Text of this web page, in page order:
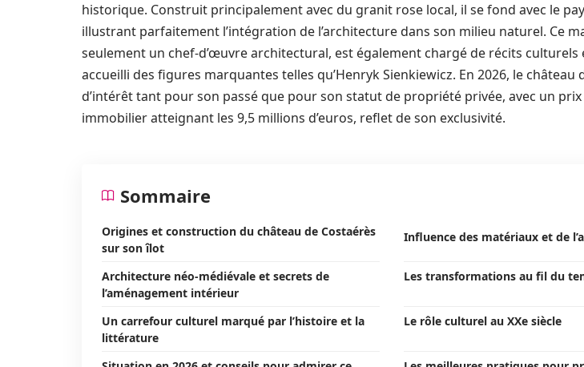
historique. Construit principalement avec du granit rose local, il se fond avec le
illustrant parfaitement l’intégration de l’architecture dans son milieu naturel. Ce
seulement un chef-d’œuvre architectural, est également chargé de récits
accueilli des figures marquantes telles qu’Henryk Sienkiewicz. En 2026, le château
d’intérêt tant pour son passé que pour son statut de propriété privée, avec un
immobilier atteignant les 9,5 millions d’euros, reflet de son exclusivité.
Sommaire
Origines et construction du château de Costaérès
sur son îlot
Influence des matériaux et de
Architecture néo-médiévale et secrets de
l’aménagement intérieur
Les transformations au fil du
Un carrefour culturel marqué par l’histoire et la
littérature
Le rôle culturel au XXe siècle